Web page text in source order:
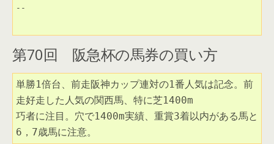
第70回 阪急杯の馬券の買い方
単勝1倍台、前走阪神カップ連対の1番人気は記念。前
走好走した人気の関西馬、特に芝1400m
巧者に注目。穴で1400m実績、重賞3着以内がある馬と
6，7歳馬に注意。